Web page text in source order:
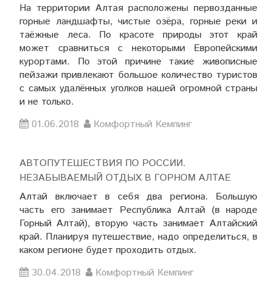
На территории Алтая расположены первозданные
горные ландшафты, чистые озёра, горные реки и
таёжные леса. По красоте природы этот край
может сравниться с некоторыми Европейскими
курортами. По этой причине такие живописные
пейзажи привлекают большое количество туристов
с самых удалённых уголков нашей огромной страны
и не только.
01.06.2018
Комфортный Кемпинг
АВТОПУТЕШЕСТВИЯ ПО РОССИИ.
НЕЗАБЫВАЕМЫЙ ОТДЫХ В ГОРНОМ АЛТАЕ
Алтай включает в себя два региона. Большую
часть его занимает Республика Алтай (в народе
Горный Алтай), вторую часть занимает Алтайский
край. Планируя путешествие, надо определиться, в
каком регионе будет проходить отдых.
30.04.2018
Комфортный Кемпинг